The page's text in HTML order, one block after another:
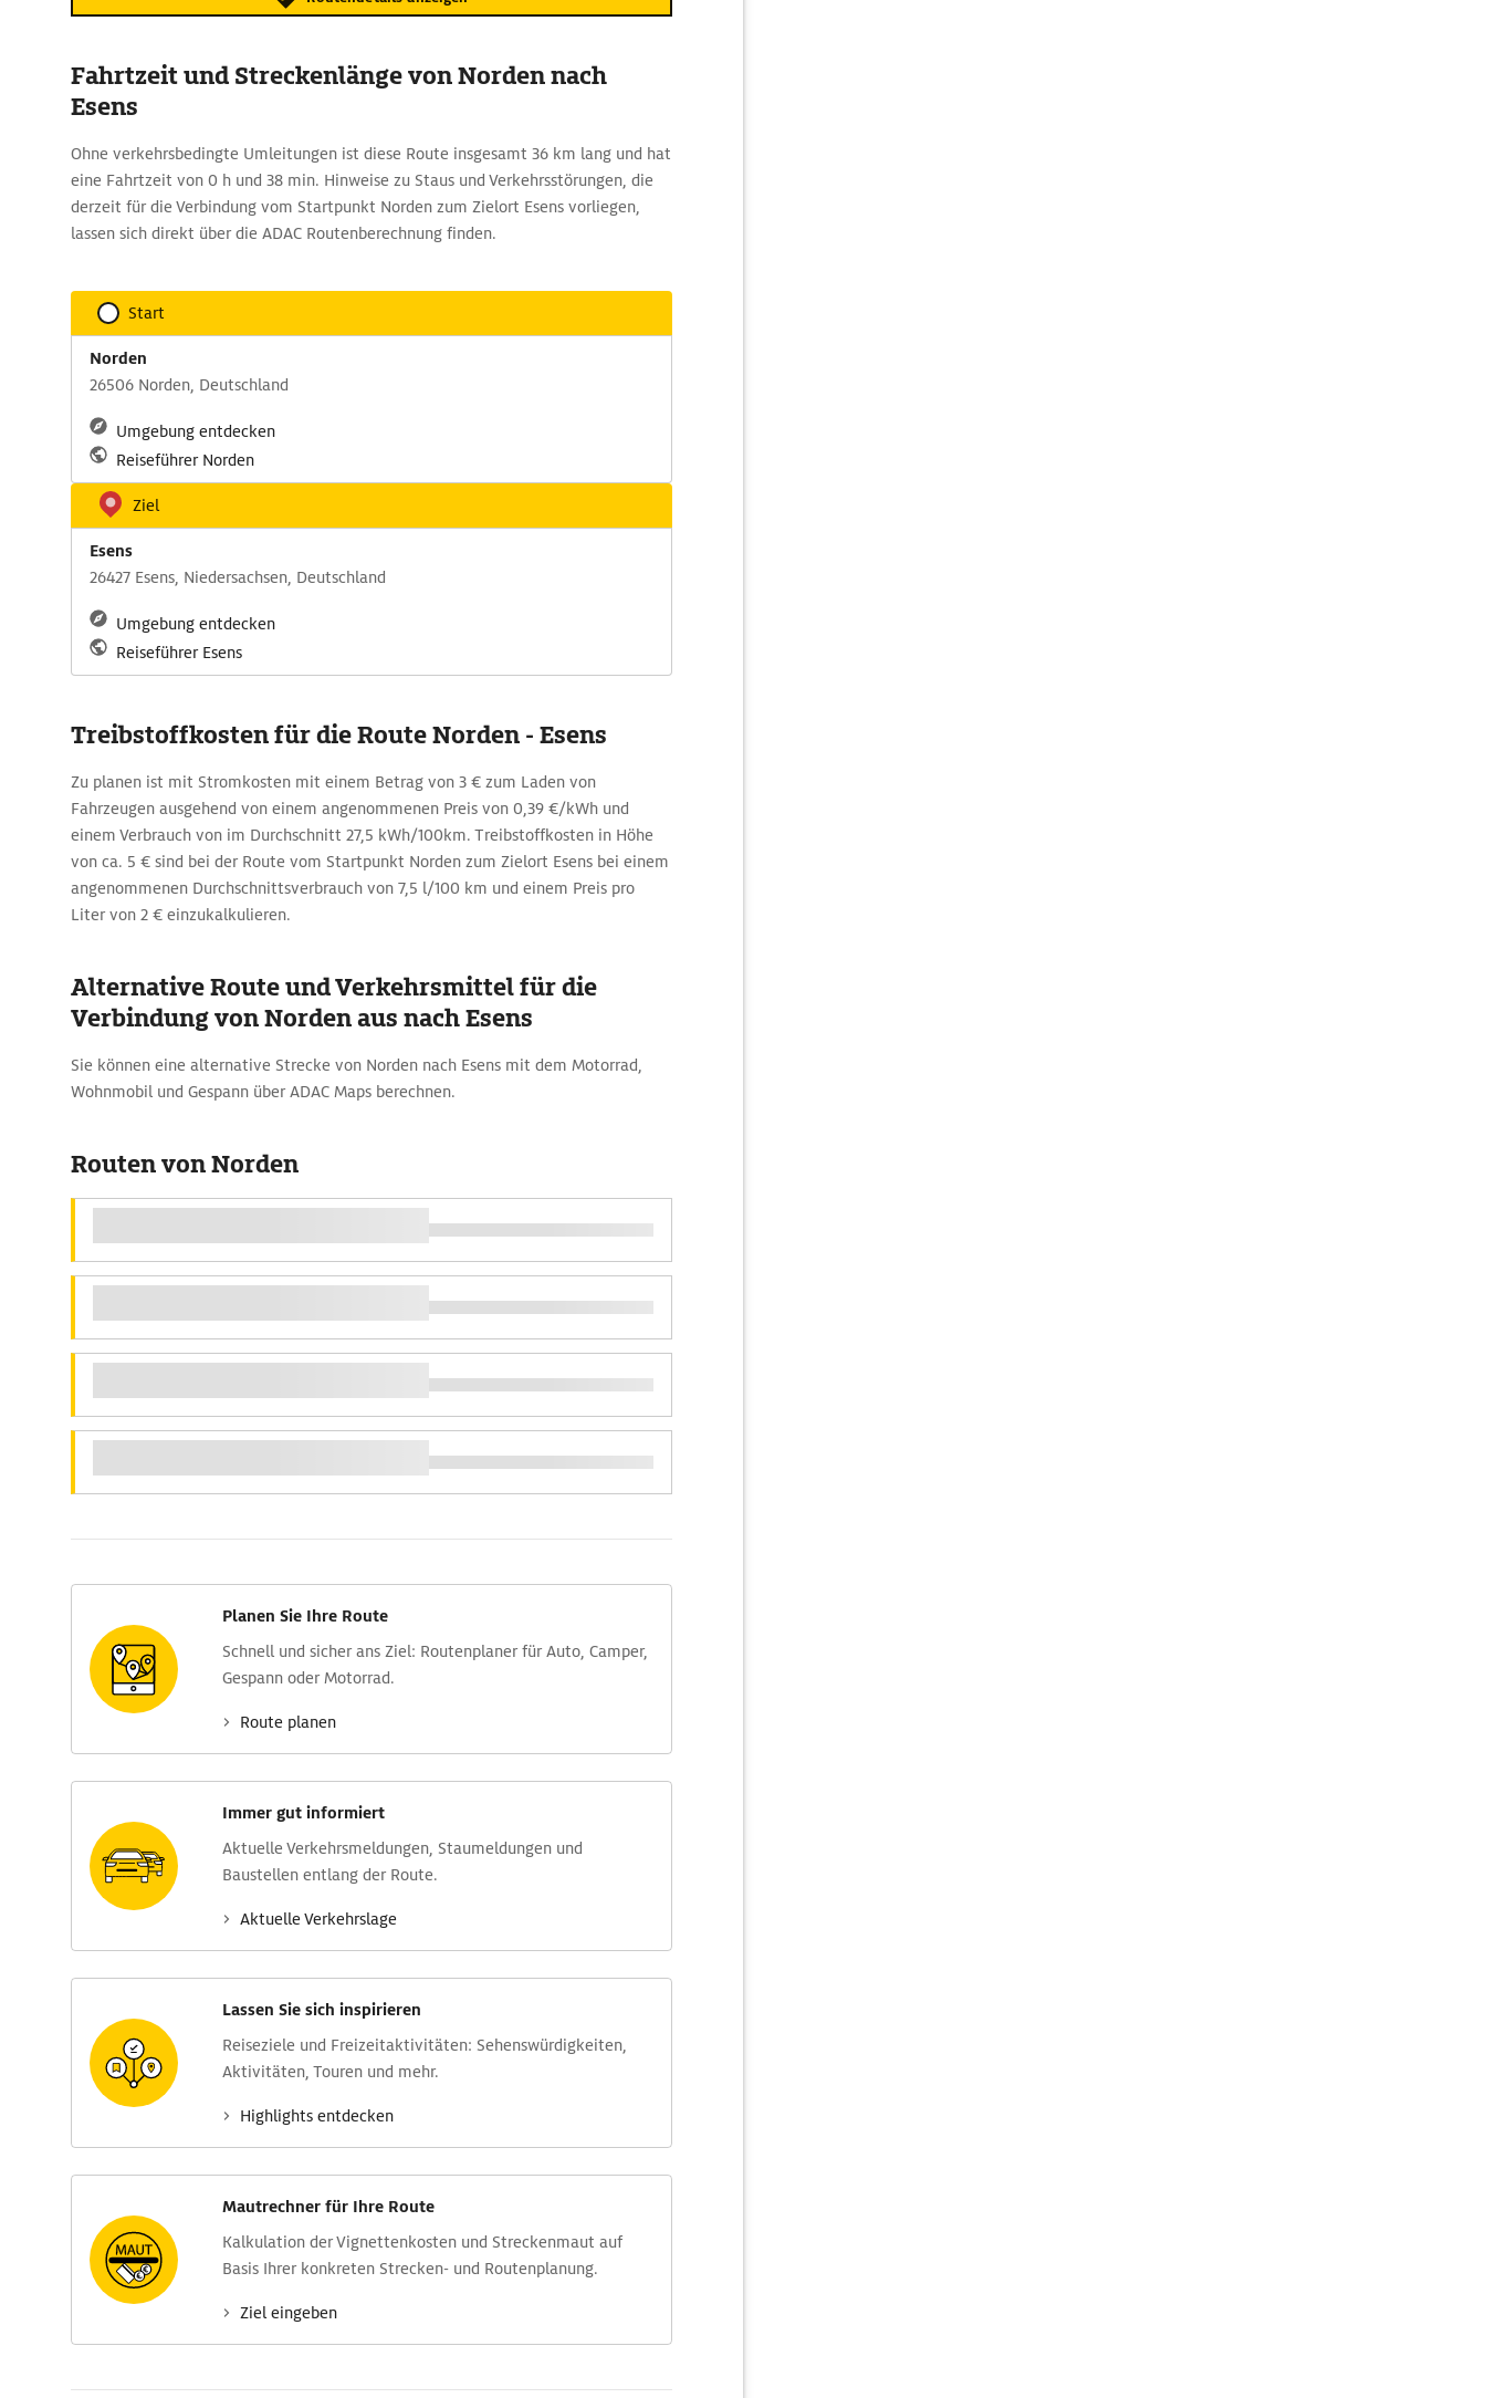
Fahrtzeit und Streckenlänge von Norden nach
Esens
Ohne verkehrsbedingte Umleitungen ist diese Route insgesamt 36 km lang und hat
eine Fahrtzeit von 0 h und 38 min. Hinweise zu Staus und Verkehrsstörungen, die
derzeit für die Verbindung vom Startpunkt Norden zum Zielort Esens vorliegen,
lassen sich direkt über die ADAC Routenberechnung finden.
Start
Norden
26506 Norden, Deutschland
Umgebung entdecken
Reiseführer Norden
Ziel
Esens
26427 Esens, Niedersachsen, Deutschland
Umgebung entdecken
Reiseführer Esens
Treibstoffkosten für die Route Norden - Esens
Zu planen ist mit Stromkosten mit einem Betrag von 3 € zum Laden von
Fahrzeugen ausgehend von einem angenommenen Preis von 0,39 €/kWh und
einem Verbrauch von im Durchschnitt 27,5 kWh/100km. Treibstoffkosten in Höhe
von ca. 5 € sind bei der Route vom Startpunkt Norden zum Zielort Esens bei einem
angenommenen Durchschnittsverbrauch von 7,5 l/100 km und einem Preis pro
Liter von 2 € einzukalkulieren.
Alternative Route und Verkehrsmittel für die
Verbindung von Norden aus nach Esens
Sie können eine alternative Strecke von Norden nach Esens mit dem Motorrad,
Wohnmobil und Gespann über ADAC Maps berechnen.
Routen von Norden
Planen Sie Ihre Route
Schnell und sicher ans Ziel: Routen­planer für Auto, Camper,
Gespann oder Motorrad.
Route planen
Immer gut informiert
Aktuelle Verkehrs­meldungen, Stau­meldungen und
Baustellen entlang der Route.
Aktuelle Verkehrs­lage
Lassen Sie sich inspirieren
Reise­ziele und Freizeit­aktivitäten: Sehens­würdig­keiten,
Aktivitäten, Touren und mehr.
Highlights entdecken
Mautrechner für Ihre Route
Kalkulation der Vignettenkosten und Streckenmaut auf
Basis Ihrer konkreten Strecken- und Routenplanung.
Ziel eingeben